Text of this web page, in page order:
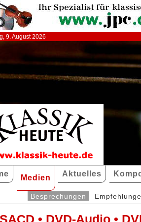
9. August 2026
Medien Aktuelles
Besprechungen
• DVD-Audio •